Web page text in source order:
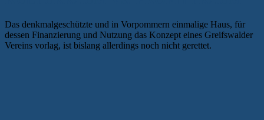
Das denkmalgeschützte und in Vorpommern einmalige Haus, für
dessen Finanzierung und Nutzung das Konzept eines Greifswalder
Vereins vorlag, ist bislang allerdings noch nicht gerettet.